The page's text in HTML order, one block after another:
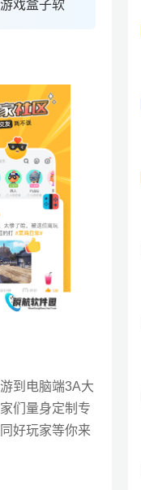
戏盒子软件，从手
到电脑端3A大
们量身定制专
好玩家等你来